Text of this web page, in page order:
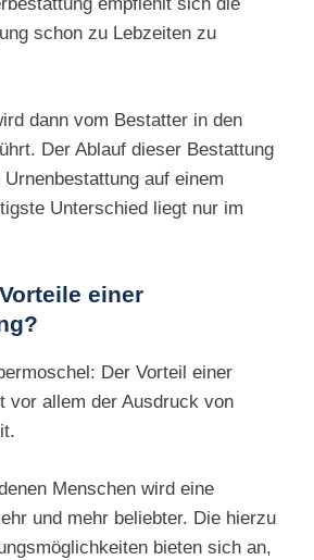
schon zu Lebzeiten zu
dann vom Bestatter in den
Der Ablauf dieser Bestattung
auf einem
Unterschied liegt nur im
einer
Der Vorteil einer
vor allem der Ausdruck von
Menschen wird eine
und mehr beliebter. Die hierzu
bieten sich an,